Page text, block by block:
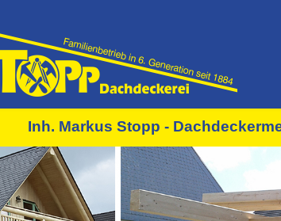
Inh. Markus Stopp -